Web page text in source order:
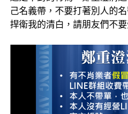
己名義帶，不要打著別人的
捍衛我的清白，請朋友們不要